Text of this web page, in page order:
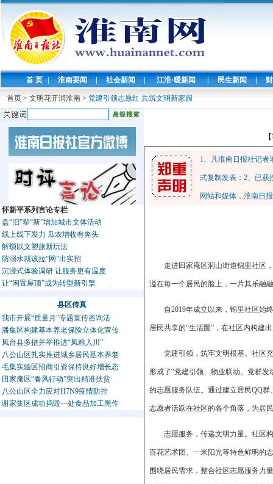
首 页 | 淮南要闻 | 社会新闻 | 江淮·暖新闻 | 民生新闻 |
首页 > 文明花开润淮南 > 党建引领志愿红 共筑文明新家园
怀新平系列言论专栏
盘“旧”塑“新”增加城市文体活动
线上线下发力 瓜农增收有奔头
解锁以文塑旅新玩法
防溺水就该拉“网”出实招
沉浸式体验调研 让服务更有温度
让“闲置屋顶”成为转型新引擎
县区传真
我市开展“质量月”专题宣传咨询活
潘集区构建基本养老保险立体化宣传
凤台县多措并举推进“凤粮入川”
八公山区扎实推进城乡居民基本养老
毛集实验区招商引资保持良好增长态
田家庵区“春风行动”突出精准扶贫
八公山区全力应对H7N9疫情防控
谢家集区成功捣毁一处食品加工黑作
1、凡淮南日报社记
式复制发表；2、已获
网站和媒体，淮南日
走进田家庵区洞山街道锦里社区
溢在每一个居民的脸上，一片其乐融
自2019年成立以来，锦里社区始
居民共享的“生活圈”，在社区内构建
党建引领，筑牢文明根基。社区
形成了“党建引领、物业联动、党群
的志愿服务队伍。通过建立居民QQ
志愿者活跃在社区的各个角落，为居
志愿服务，传递文明力量。社区
百花艺术团、一米阳光等特色鲜明的
围绕居民需求，整合社区志愿服务力